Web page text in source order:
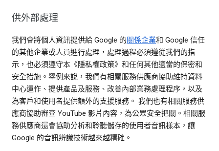
供外部處理
我們會將個人資訊提供給 Google 的關係企業和 Google 信任
的其他企業或人員進行處理，處理過程必須遵從我們的指
示，也必須遵守本《隱私權政策》和任何其他適當的保密和
安全措施。舉例來說，我們有相關服務供應商協助維持資料
中心運作、提供產品及服務、改善內部業務處理程序，以及
為客戶和使用者提供額外的支援服務。 我們也有相關服務供
應商協助審查 YouTube 影片內容，為公眾安全把關。相關服
務供應商還會協助分析和聆聽儲存的使用者音訊樣本，讓
Google 的音訊辨識技術越來越精確。